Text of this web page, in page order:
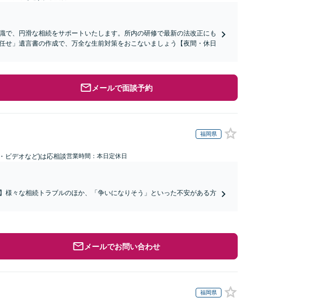
で、円滑な相続をサポートいたします。所内の研修で最新の法改正にも
せ」遺言書の作成で、万全な生前対策をおこないましょう【夜間・休日
メールで面談予約
福岡県
ビデオなど)は応相談営業時間：本日定休日
様々な相続トラブルのほか、「争いになりそう」といった不安がある方
メールでお問い合わせ
福岡県